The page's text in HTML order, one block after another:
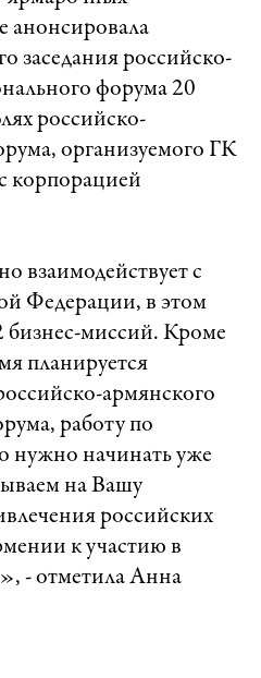
анонсировала
заседания российско-
форума 20
российско-
организуемого ГК
корпорацией
взаимодействует с
Федерации, в этом
бизнес-миссий. Кроме
планируется
армянского
работу по
нужно начинать уже
на Вашу
российских
к участию в
- отметила Анна